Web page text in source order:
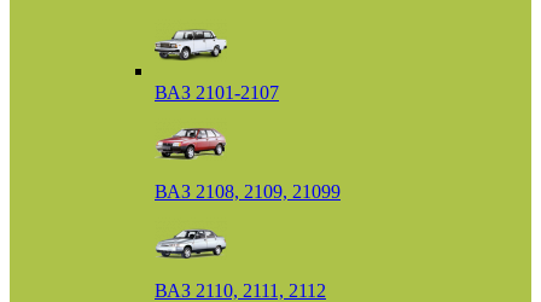
ВАЗ 2101-2107
ВАЗ 2108, 2109, 21099
ВАЗ 2110, 2111, 2112